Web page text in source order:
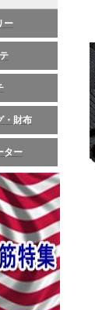
ー
・財布
ター